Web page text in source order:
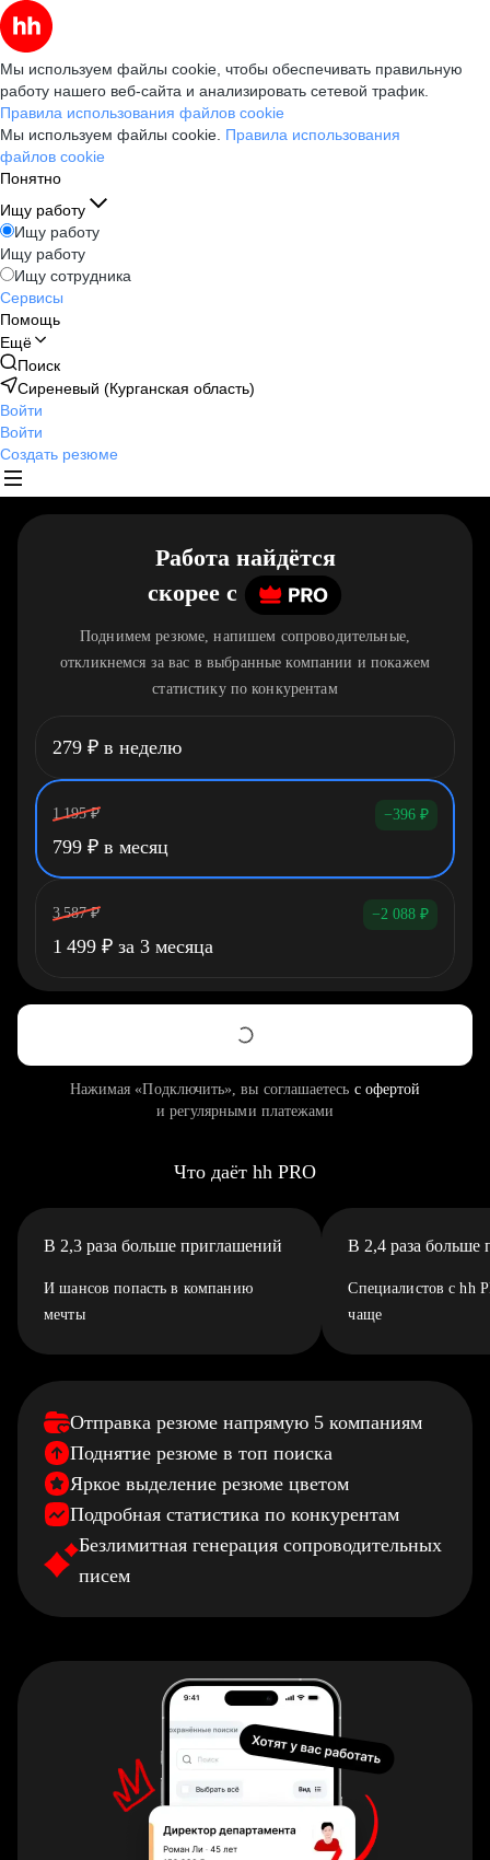
Мы используем файлы cookie, чтобы обеспечивать правильную
работу нашего веб-сайта и анализировать сетевой трафик.
Правила использования файлов cookie
Мы используем файлы cookie. Правила использования
файлов cookie
Понятно
Ищу работу
Ищу работу
Ищу работу
Ищу сотрудника
Сервисы
Помощь
Ещё
Поиск
Сиреневый (Курганская область)
Войти
Войти
Создать резюме
Работа найдётся
скорее c
Поднимем резюме, напишем сопроводительные,
откликнемся за вас в выбранные компании и покажем
статистику по конкурентам
279 ₽ в неделю
1 195 ₽ −396 ₽
799 ₽ в месяц
3 587 ₽ −2 088 ₽
1 499 ₽ за 3 месяца
Нажимая «Подключить», вы соглашаетесь с офертой
и регулярными платежами
Что даёт hh PRO
В 2,3 раза больше приглашений
И шансов попасть в компанию
мечты
В 2,4 раза больше
Специалистов с hh
чаще
Отправка резюме напрямую 5 компаниям
Поднятие резюме в топ поиска
Яркое выделение резюме цветом
Подробная статистика по конкурентам
Безлимитная генерация сопроводительных
писем